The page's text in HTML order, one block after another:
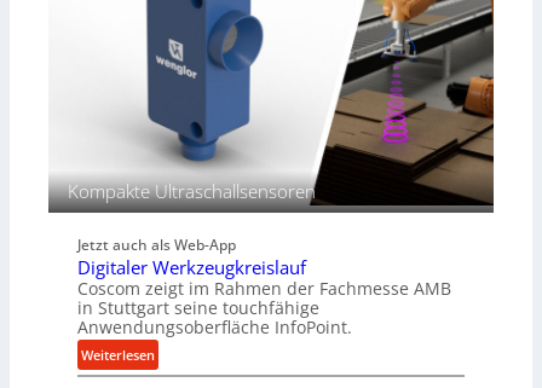
i
c
i
n
e
t
r
i
e
b
Kompakte Ultraschallsensoren
Jetzt auch als Web-App
Digitaler Werkzeugkreislauf
Coscom zeigt im Rahmen der Fachmesse AMB
in Stuttgart seine touchfähige
Anwendungsoberfläche InfoPoint.
Weiterlesen:
D